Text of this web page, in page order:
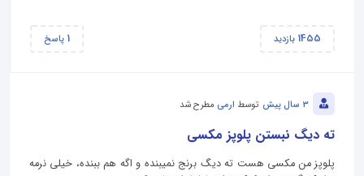
1455 بازدید 1 پاسخ
3 سال پیش توسط ارمی مطرح شد
ته دیگ نبستن پلوپز مکسی
پلوپز من مکسی هست ته دیگ برنج نمیبنده و اگه هم ببنده، خیلی نرمه